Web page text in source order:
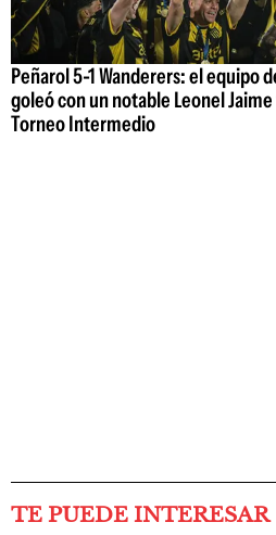
Peñarol 5-1 Wanderers: el equipo
goleó con un notable Leonel
Torneo Intermedio
TE PUEDE INTERESAR